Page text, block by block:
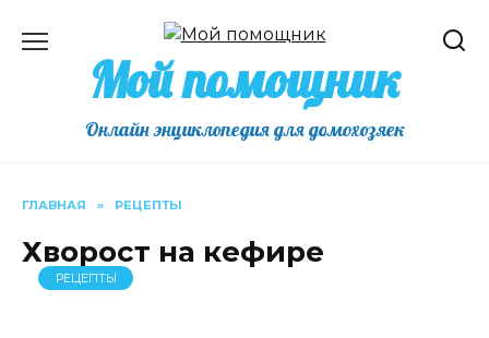
содержаниюМой помощник
Онлайн энциклопедия для домохозяек
ГЛАВНАЯ » РЕЦЕПТЫ
Хворост на кефире
РЕЦЕПТЫ